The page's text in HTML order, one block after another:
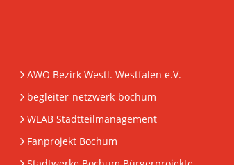
AWO Bezirk Westl. Westfalen e.V.
begleiter-netzwerk-bochum
WLAB Stadtteilmanagement
Fanprojekt Bochum